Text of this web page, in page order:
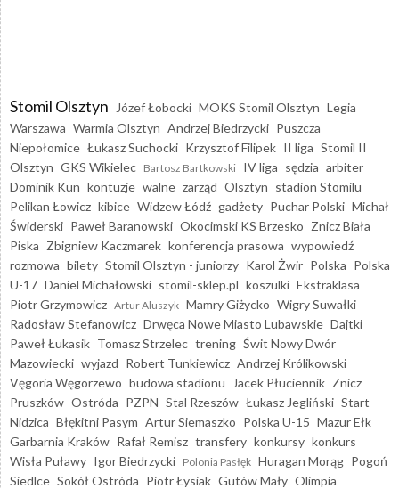
Stomil Olsztyn Józef Łobocki MOKS Stomil Olsztyn Legia
Warszawa Warmia Olsztyn Andrzej Biedrzycki Puszcza
Niepołomice Łukasz Suchocki Krzysztof Filipek II liga Stomil II
Olsztyn GKS Wikielec Bartosz Bartkowski IV liga sędzia arbiter
Dominik Kun kontuzje walne zarząd Olsztyn stadion Stomilu
Pelikan Łowicz kibice Widzew Łódź gadżety Puchar Polski Michał
Świderski Paweł Baranowski Okocimski KS Brzesko Znicz Biała
Piska Zbigniew Kaczmarek konferencja prasowa wypowiedź
rozmowa bilety Stomil Olsztyn - juniorzy Karol Żwir Polska Polska
U-17 Daniel Michałowski stomil-sklep.pl koszulki Ekstraklasa
Piotr Grzymowicz Artur Aluszyk Mamry Giżycko Wigry Suwałki
Radosław Stefanowicz Drwęca Nowe Miasto Lubawskie Dajtki
Paweł Łukasik Tomasz Strzelec trening Świt Nowy Dwór
Mazowiecki wyjazd Robert Tunkiewicz Andrzej Królikowski
Vęgoria Węgorzewo budowa stadionu Jacek Płuciennik Znicz
Pruszków Ostróda PZPN Stal Rzeszów Łukasz Jegliński Start
Nidzica Błękitni Pasym Artur Siemaszko Polska U-15 Mazur Ełk
Garbarnia Kraków Rafał Remisz transfery konkursy konkurs
Wisła Puławy Igor Biedrzycki Polonia Pasłęk Huragan Morąg Pogoń
Siedlce Sokół Ostróda Piotr Łysiak Gutów Mały Olimpia